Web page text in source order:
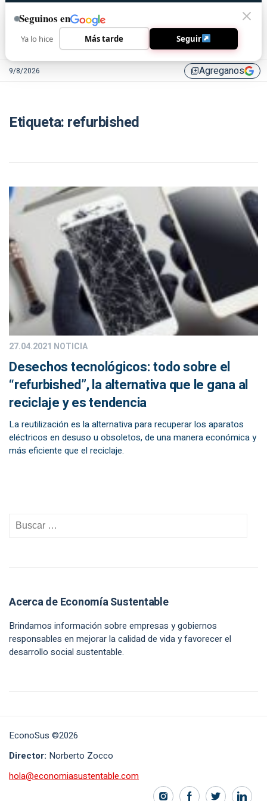
9/8/2026 library_addAgreganos
Etiqueta: refurbished
27.04.2021 NOTICIA
Desechos tecnológicos: todo sobre el
“refurbished”, la alternativa que le gana al
reciclaje y es tendencia
La reutilización es la alternativa para recuperar los aparatos
eléctricos en desuso u obsoletos, de una manera económica y
más eficiente que el reciclaje.
Acerca de Economía Sustentable
Brindamos información sobre empresas y gobiernos
responsables en mejorar la calidad de vida y favorecer el
desarrollo social sustentable.
EconoSus ©2026
Director: Norberto Zocco
hola@economiasustentable.com
Seguinos en
Ya lo hice Más tarde Seguir